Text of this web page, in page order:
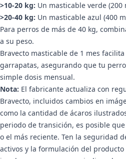
>10-20 kg: Un masticable verde
>20-40 kg: Un masticable azul (400
Para perros de más de 40 kg,
a su peso.
Bravecto masticable de 1 mes
garrapatas, asegurando que tu
simple dosis mensual.
Nota: El fabricante actualiza con
Bravecto, incluidos cambios en
como la cantidad de ácaros
periodo de transición, es posible
o el más reciente. Ten la seguridad
activos y la formulación del